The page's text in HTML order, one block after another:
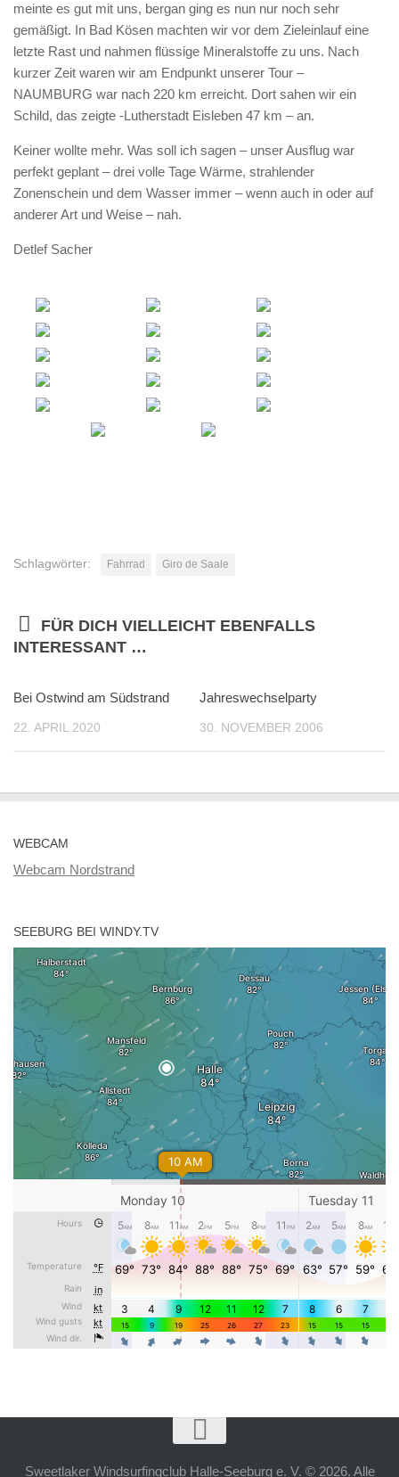
meinte es gut mit uns, bergan ging es nun nur noch sehr
gemäßigt. In Bad Kösen machten wir vor dem Zieleinlauf eine
letzte Rast und nahmen flüssige Mineralstoffe zu uns. Nach
kurzer Zeit waren wir am Endpunkt unserer Tour –
NAUMBURG war nach 220 km erreicht. Dort sahen wir ein
Schild, das zeigte -Lutherstadt Eisleben 47 km – an.
Keiner wollte mehr. Was soll ich sagen – unser Ausflug war
perfekt geplant – drei volle Tage Wärme, strahlender
Zonenschein und dem Wasser immer – wenn auch in oder auf
anderer Art und Weise – nah.
Detlef Sacher
Schlagwörter: Fahrrad Giro de Saale
FÜR DICH VIELLEICHT EBENFALLS
INTERESSANT …
Bei Ostwind am Südstrand
22. APRIL 2020
Jahreswechselparty
30. NOVEMBER 2006
WEBCAM
Webcam Nordstrand
SEEBURG BEI WINDY.TV
Sweetlaker Windsurfingclub Halle-Seeburg e. V. © 2026. Alle